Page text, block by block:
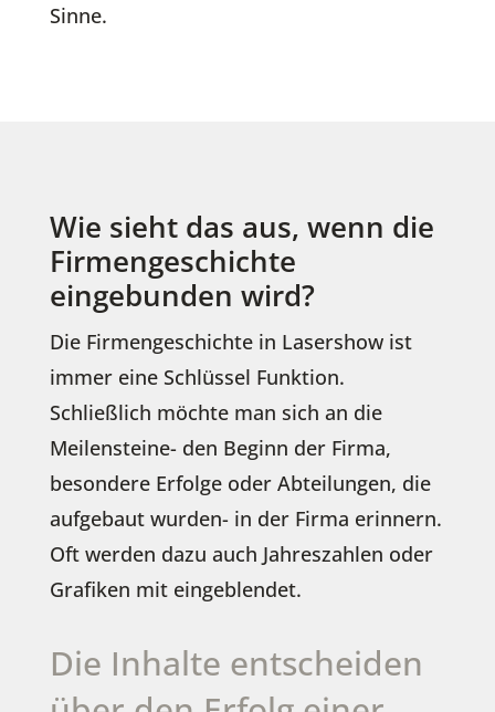
Sinne.
Wie sieht das aus, wenn die
Firmengeschichte
eingebunden wird?
Die Firmengeschichte in Lasershow ist
immer eine Schlüssel Funktion.
Schließlich möchte man sich an die
Meilensteine- den Beginn der Firma,
besondere Erfolge oder Abteilungen, die
aufgebaut wurden- in der Firma erinnern.
Oft werden dazu auch Jahreszahlen oder
Grafiken mit eingeblendet.
Die Inhalte entscheiden